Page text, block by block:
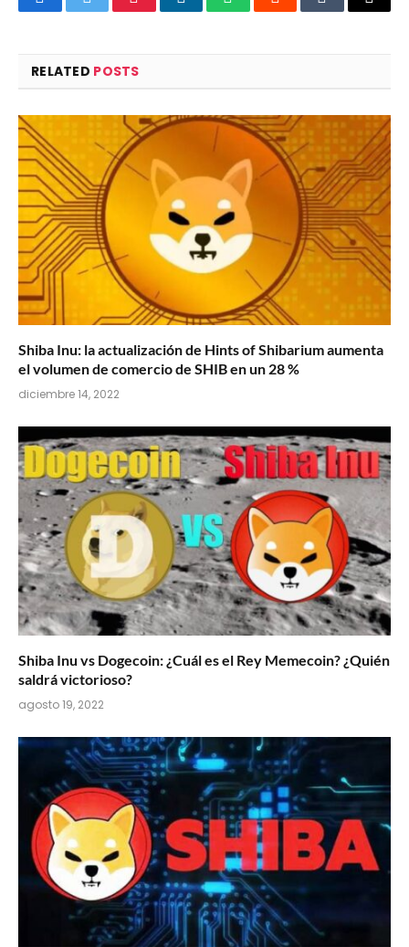
FacebookTwitterPinterestLinkedInWhatsAppRedditTumblrEmail
RELATED POSTS
Shiba Inu: la actualización de Hints of Shibarium aumenta
el volumen de comercio de SHIB en un 28 %
diciembre 14, 2022
Shiba Inu vs Dogecoin: ¿Cuál es el Rey Memecoin? ¿Quién
saldrá victorioso?
agosto 19, 2022